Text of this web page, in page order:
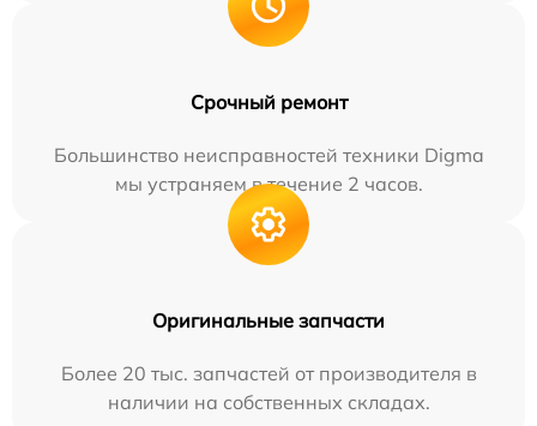
Срочный ремонт
Большинство неисправностей техники Digma
мы устраняем в течение 2 часов.
Оригинальные запчасти
Более 20 тыс. запчастей от производителя в
наличии на собственных складах.